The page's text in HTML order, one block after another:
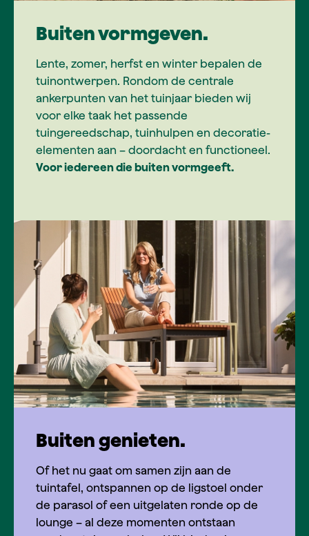
Buiten vormgeven.
Lente, zomer, herfst en winter bepalen de
tuinontwerpen. Rondom de centrale
ankerpunten van het tuinjaar bieden wij
voor elke taak het passende
tuingereedschap, tuinhulpen en decoratie-
elementen aan – doordacht en functioneel.
Voor iedereen die buiten vormgeeft.
Buiten genieten.
Of het nu gaat om samen zijn aan de
tuintafel, ontspannen op de ligstoel onder
de parasol of een uitgelaten ronde op de
lounge – al deze momenten ontstaan